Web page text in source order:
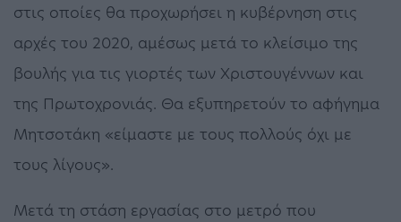
στις οποίες θα προχωρήσει η κυβέρνηση στις
αρχές του 2020, αμέσως μετά το κλείσιμο της
βουλής για τις γιορτές των Χριστουγέννων και
της Πρωτοχρονιάς. Θα εξυπηρετούν το αφήγημα
Μητσοτάκη «είμαστε με τους πολλούς όχι με
τους λίγους».
Μετά τη στάση εργασίας στο μετρό που